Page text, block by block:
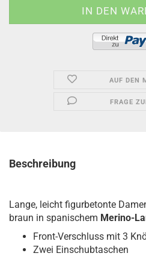
AUF DEN
FRAGE
Beschreibung
Lange, leicht figurbetonte
braun in spanischem Merino-
Front-Verschluss mit 3
Zwei Einschubtaschen